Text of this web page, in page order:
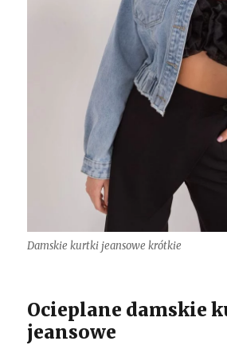
Damskie kurtki jeansowe krótkie
Ocieplane damskie
jeansowe